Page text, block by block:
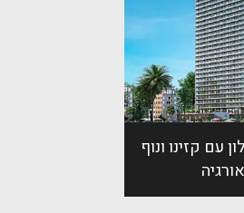
עם קזינו ונוף